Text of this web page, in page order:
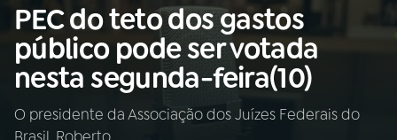
Buscar
na
Rádio
Nacional
Buscar
AO VIVO
PEC do teto dos gastos
público pode ser votada
nesta segunda-feira(10)
O presidente da Associação dos Juízes Federais do